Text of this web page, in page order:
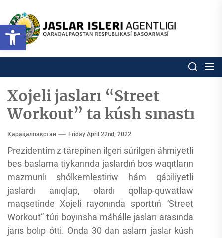
Open toolbar
content
Respublikası
basqarması
Ózbekstan jaslar isleri
Xojeli jasları “Street
Workout” ta kúsh sınastı
Қарақалпақстан Friday April 22nd, 2022
Prezidentimiz tárepinen ilgeri súrilgen áhmiyetli
bes baslama tiykarında jaslardıń bos waqıtların
mazmunlı shólkemlestiriw hám qábiliyetli
jaslardı anıqlap, olardı qollap-quwatlaw
maqsetinde Xojeli rayonında sporttıń “Street
Workout” túri boyınsha máhálle jasları arasında
jarıs bolıp ótti. Onda 30 dan aslam jaslar kúsh